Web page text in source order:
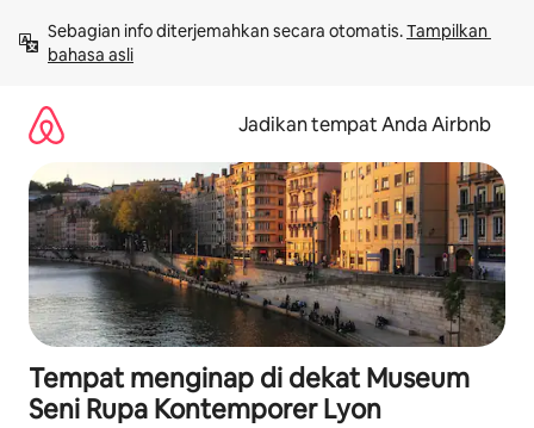
langsung
lihat
Sebagian info diterjemahkan secara otomatis. Tampilkan
bahasa asli
Jadikan tempat Anda Airbnb
Tempat menginap di dekat Museum
Seni Rupa Kontemporer Lyon